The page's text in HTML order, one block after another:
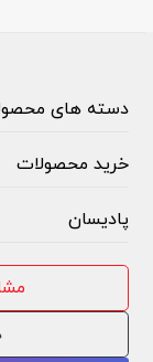
دسته های
خرید محصولات
پادیسان